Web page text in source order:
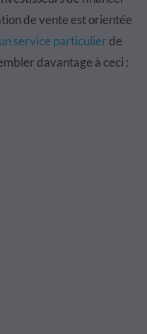
de vente est orientée
service particulierde
davantage à ceci :